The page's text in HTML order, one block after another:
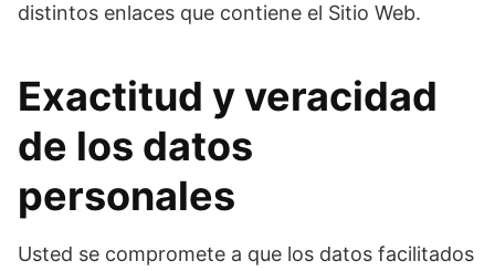
distintos enlaces que contiene el Sitio Web.
Exactitud y veracidad
de los datos
personales
Usted se compromete a que los datos facilitados